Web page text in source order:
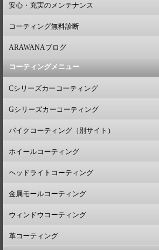
安心・充実のメンテナンス
コーティング無料診断
ARAWANAブログ
コーティングメニュー
Cシリーズカーコーティング
Gシリーズカーコーティング
バイクコーティング（別サイト）
ホイールコーティング
ヘッドライトコーティング
金属モールコーティング
ウィンドウコーティング
革コーティング